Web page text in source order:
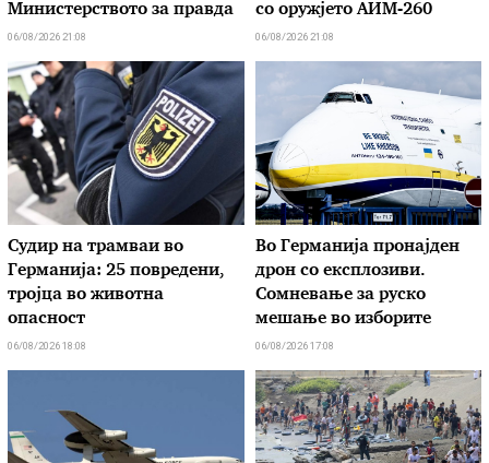
Министерството за правда
06/08/2026 21:08
со оружјето АИМ-260
06/08/2026 21:08
Судир на трамваи во
Германија: 25 повредени,
тројца во животна
опасност
06/08/2026 18:08
Во Германија пронајден
дрон со експлозиви.
Сомневање за руско
мешање во изборите
06/08/2026 17:08